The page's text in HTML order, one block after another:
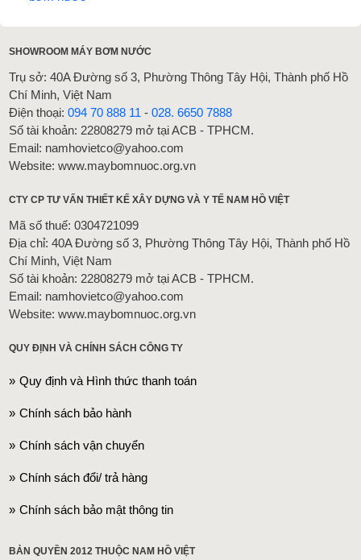
SHOWROOM MÁY BƠM NƯỚC
Trụ sở: 40A Đường số 3, Phường Thông Tây Hội, Thành phố Hồ
Chí Minh, Việt Nam
Điện thoại:094 70 888 11 -028. 6650 7888
Số tài khoản: 22808279 mở tại ACB - TPHCM.
Email: namhovietco@yahoo.com
Website: www.maybomnuoc.org.vn
CTY CP TƯ VẤN THIẾT KẾ XÂY DỰNG VÀ Y TẾ NAM HỒ VIỆT
Mã số thuế: 0304721099
Địa chỉ: 40A Đường số 3, Phường Thông Tây Hội, Thành phố Hồ
Chí Minh, Việt Nam
Số tài khoản: 22808279 mở tại ACB - TPHCM.
Email: namhovietco@yahoo.com
Website: www.maybomnuoc.org.vn
QUY ĐỊNH VÀ CHÍNH SÁCH CÔNG TY
Quy định và Hình thức thanh toán
Chính sách bảo hành
Chính sách vận chuyển
Chính sách đổi/ trả hàng
Chính sách bảo mật thông tin
BẢN QUYỀN 2012 THUỘC NAM HỒ VIỆT